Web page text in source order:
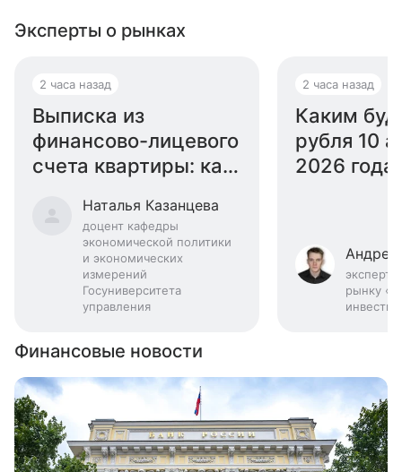
Эксперты о рынках
2 часа назад
Выписка из
финансово-лицевого
счета квартиры: как
Наталья Казанцева
доцент кафедры
экономической политики
и экономических
измерений
Госуниверситета
управления
2 часа назад
Каким
рубля 10
2026
эксперт
рынку
Финансовые новости